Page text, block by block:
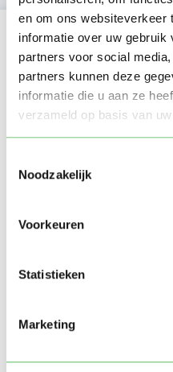
en om ons websiteverkeer
informatie over uw gebruik
partners voor social
partners kunnen deze
informatie die u aan ze
verzameld op basis van
Noodzakelijk
Voorkeuren
Statistieken
Marketing
Locatie oppasadres